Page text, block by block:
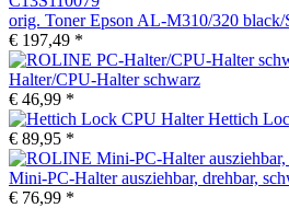
orig. Toner Epson AL-M310/320 black/
€ 197,49 *
Halter/CPU-Halter schwarz
€ 46,99 *
Hettich
€ 89,95 *
Mini-PC-Halter ausziehbar, drehbar,
€ 76,99 *